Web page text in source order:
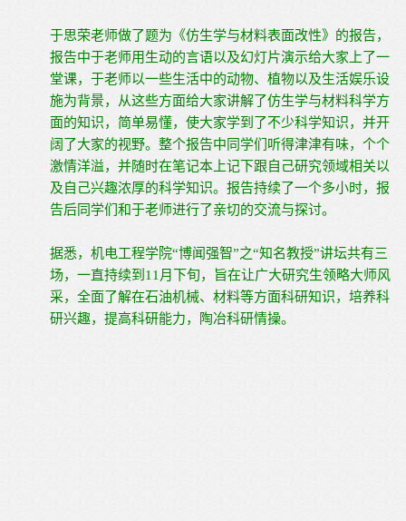
于思荣老师做了题为《仿生学与材料表面改性》的报告，
报告中于老师用生动的言语以及幻灯片演示给大家上了一
堂课，于老师以一些生活中的动物、植物以及生活娱乐设
施为背景，从这些方面给大家讲解了仿生学与材料科学方
面的知识，简单易懂，使大家学到了不少科学知识，并开
阔了大家的视野。整个报告中同学们听得津津有味，个个
激情洋溢，并随时在笔记本上记下跟自己研究领域相关以
及自己兴趣浓厚的科学知识。报告持续了一个多小时，报
告后同学们和于老师进行了亲切的交流与探讨。
据悉，机电工程学院“博闻强智”之“知名教授”讲坛共有三
场，一直持续到11月下旬，旨在让广大研究生领略大师风
采，全面了解在石油机械、材料等方面科研知识，培养科
研兴趣，提高科研能力，陶冶科研情操。